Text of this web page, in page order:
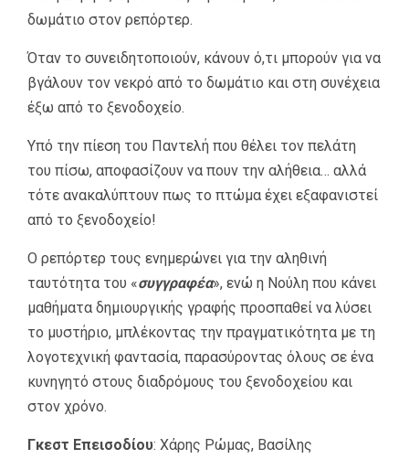
δωμάτιο στον ρεπόρτερ.
Όταν το συνειδητοποιούν, κάνουν ό,τι μπορούν για να
βγάλουν τον νεκρό από το δωμάτιο και στη συνέχεια
έξω από το ξενοδοχείο.
Υπό την πίεση του Παντελή που θέλει τον πελάτη
του πίσω, αποφασίζουν να πουν την αλήθεια… αλλά
τότε ανακαλύπτουν πως το πτώμα έχει εξαφανιστεί
από το ξενοδοχείο!
Ο ρεπόρτερ τους ενημερώνει για την αληθινή
ταυτότητα του «συγγραφέα», ενώ η Νούλη που κάνει
μαθήματα δημιουργικής γραφής προσπαθεί να λύσει
το μυστήριο, μπλέκοντας την πραγματικότητα με τη
λογοτεχνική φαντασία, παρασύροντας όλους σε ένα
κυνηγητό στους διαδρόμους του ξενοδοχείου και
στον χρόνο.
Γκεστ Επεισοδίου: Χάρης Ρώμας, Βασίλης